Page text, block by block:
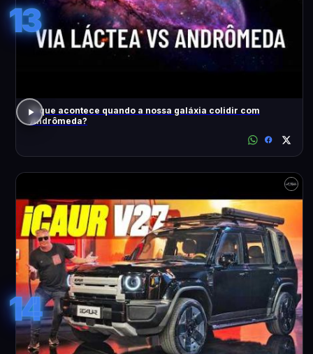
13
O que acontece quando a nossa galáxia colidir com
Andrômeda?
14